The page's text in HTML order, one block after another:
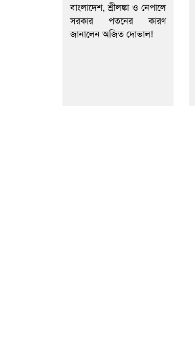
বাংলাদেশ, শ্রীলঙ্কা ও নেপালে
সরকার পতনের কারণ
জানালেন অজিত দোভাল!